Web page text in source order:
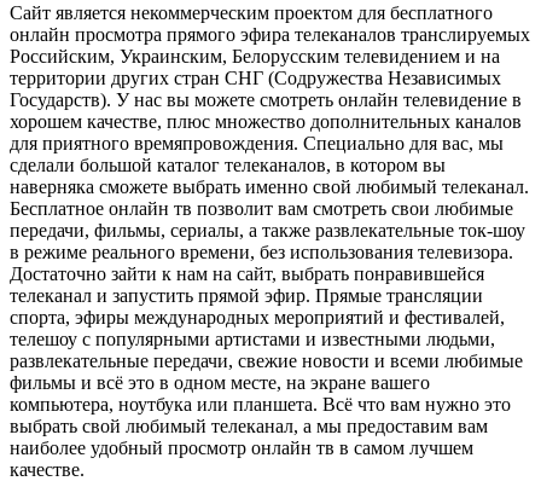
Сайт является некоммерческим проектом для бесплатного
онлайн просмотра прямого эфира телеканалов транслируемых
Российским, Украинским, Белорусским телевидением и на
территории других стран СНГ (Содружества Независимых
Государств). У нас вы можете смотреть онлайн телевидение в
хорошем качестве, плюс множество дополнительных каналов
для приятного времяпровождения. Специально для вас, мы
сделали большой каталог телеканалов, в котором вы
наверняка сможете выбрать именно свой любимый телеканал.
Бесплатное онлайн тв позволит вам смотреть свои любимые
передачи, фильмы, сериалы, а также развлекательные ток-шоу
в режиме реального времени, без использования телевизора.
Достаточно зайти к нам на сайт, выбрать понравившейся
телеканал и запустить прямой эфир. Прямые трансляции
спорта, эфиры международных мероприятий и фестивалей,
телешоу с популярными артистами и известными людьми,
развлекательные передачи, свежие новости и всеми любимые
фильмы и всё это в одном месте, на экране вашего
компьютера, ноутбука или планшета. Всё что вам нужно это
выбрать свой любимый телеканал, а мы предоставим вам
наиболее удобный просмотр онлайн тв в самом лучшем
качестве.